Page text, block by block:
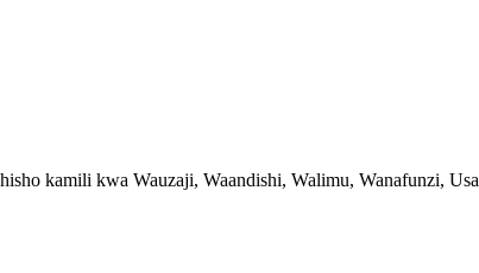
kamili kwa Wauzaji, Waandishi, Walimu, Wanafunzi,